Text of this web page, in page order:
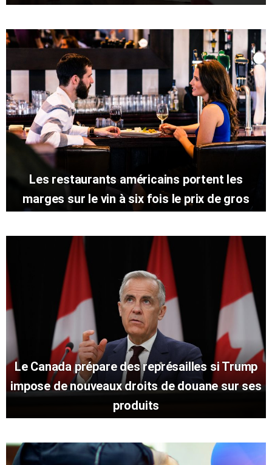
Les restaurants américains portent les
marges sur le vin à six fois le prix de gros
Le Canada prépare des représailles si Trump
impose de nouveaux droits de douane sur ses
produits